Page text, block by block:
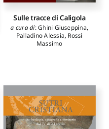
Sulle tracce di Caligola
a cura di:Ghini Giuseppina,
Palladino Alessia, Rossi
Massimo